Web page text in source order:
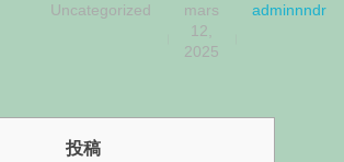
mars
12,
2025
adminnndr
Uncategorized
投稿